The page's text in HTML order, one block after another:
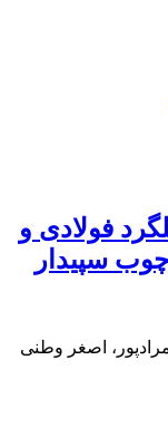
فولادی و
سپیدار
اصغر وطنی